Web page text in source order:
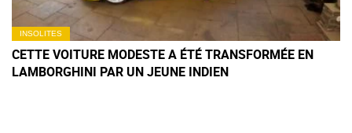
INSOLITES
CETTE VOITURE MODESTE A ÉTÉ TRANSFORMÉE EN
LAMBORGHINI PAR UN JEUNE INDIEN